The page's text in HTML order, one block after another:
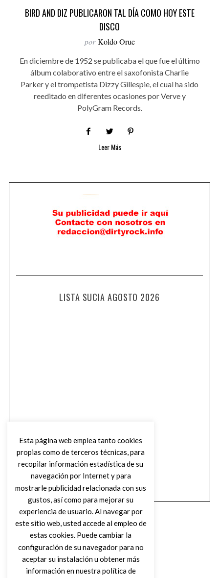
BIRD AND DIZ PUBLICARON TAL DÍA COMO HOY ESTE
DISCO
por Koldo Orue
En diciembre de 1952 se publicaba el que fue el último
álbum colaborativo entre el saxofonista Charlie
Parker y el trompetista Dizzy Gillespie, el cual ha sido
reeditado en diferentes ocasiones por Verve y
PolyGram Records.
Leer Más
LISTA SUCIA AGOSTO 2026
Esta página web emplea tanto cookies
propias como de terceros técnicas, para
recopilar información estadística de su
navegación por Internet y para
mostrarle publicidad relacionada con sus
gustos, así como para mejorar su
experiencia de usuario. Al navegar por
este sitio web, usted accede al empleo de
estas cookies. Puede cambiar la
configuración de su navegador para no
aceptar su instalación u obtener más
información en nuestra política de